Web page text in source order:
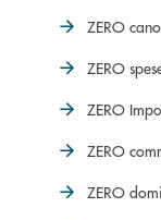
ZERO
ZERO
ZERO
ZERO
ZERO